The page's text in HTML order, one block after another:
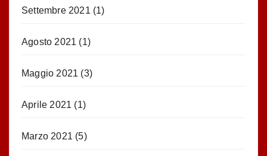
Settembre 2021 (1)
Agosto 2021 (1)
Maggio 2021 (3)
Aprile 2021 (1)
Marzo 2021 (5)